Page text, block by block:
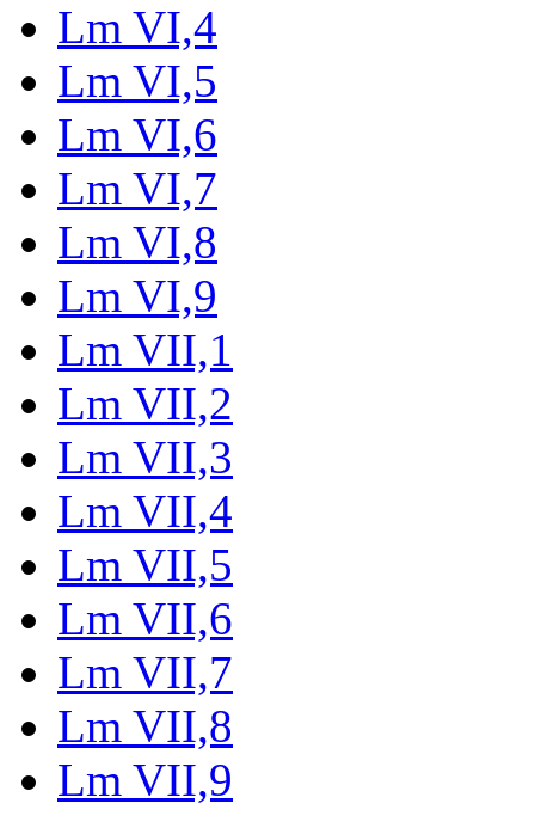
Lm VI,4
Lm VI,5
Lm VI,6
Lm VI,7
Lm VI,8
Lm VI,9
Lm VII,1
Lm VII,2
Lm VII,3
Lm VII,4
Lm VII,5
Lm VII,6
Lm VII,7
Lm VII,8
Lm VII,9